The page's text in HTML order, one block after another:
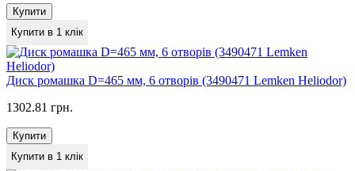
Купити
Купити в 1 клік
Диск ромашка D=465 мм, 6 отворів (3490471 Lemken Heliodor)
1302.81 грн.
Купити
Купити в 1 клік